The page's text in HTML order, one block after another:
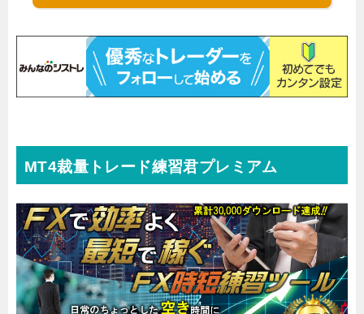
MT4裁量トレード練習君プレミアム